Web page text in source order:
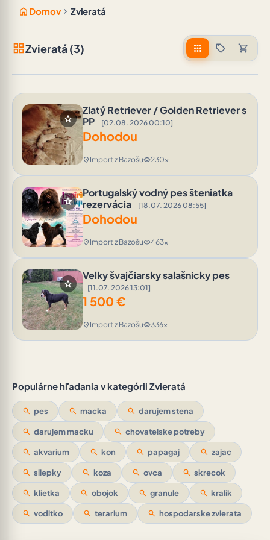
home Domov chevron_right Zvieratá
grid_viewZvieratá (3) apps sell shopping_cart
star
Zlatý Retriever / Golden Retriever s
PP
[02.08. 2026 00:10]
Dohodou
location_on Import z Bazošuvisibility230x
star
Portugalský vodný pes šteniatka
rezervácia
[18.07. 2026 08:55]
Dohodou
location_on Import z Bazošuvisibility463x
star
Velky švajčiarsky salašnicky pes
[11.07. 2026 13:01]
1 500 €
location_on Import z Bazošuvisibility336x
Populárne hľadania v kategórii Zvieratá
search pes search macka search darujem stena
search darujem macku search chovatelske potreby
search akvarium search kon search papagaj search zajac
search sliepky search koza search ovca search skrecok
search klietka search obojok search granule search kralik
search voditko search terarium search hospodarske zvierata